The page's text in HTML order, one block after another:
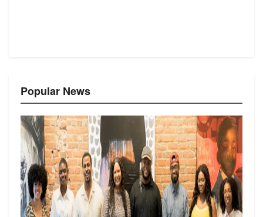
Popular News